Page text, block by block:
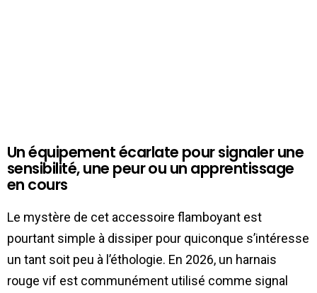
Un équipement écarlate pour signaler une
sensibilité, une peur ou un apprentissage
en cours
Le mystère de cet accessoire flamboyant est
pourtant simple à dissiper pour quiconque s’intéresse
un tant soit peu à l’éthologie. En 2026, un harnais
rouge vif est communément utilisé comme signal